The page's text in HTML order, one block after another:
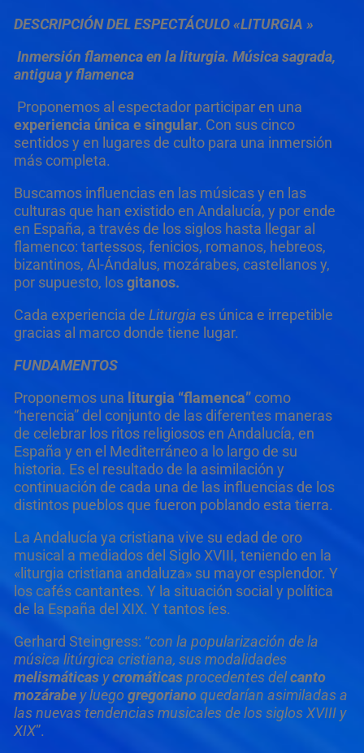
DESCRIPCIÓN DEL ESPECTÁCULO «LITURGIA »
Inmersión flamenca en la liturgia. Música sagrada,
antigua y flamenca
Proponemos al espectador participar en una
experiencia única e singular. Con sus cinco
sentidos y en lugares de culto para una inmersión
más completa.
Buscamos influencias en las músicas y en las
culturas que han existido en Andalucía, y por ende
en España, a través de los siglos hasta llegar al
flamenco: tartessos, fenicios, romanos, hebreos,
bizantinos, Al-Ándalus, mozárabes, castellanos y,
por supuesto, losgitanos.
Cada experiencia de Liturgia es única e irrepetible
gracias al marco donde tiene lugar.
FUNDAMENTOS
Proponemos una liturgia “flamenca” como
“herencia” del conjunto de las diferentes maneras
de celebrar los ritos religiosos en Andalucía, en
España y en el Mediterráneo a lo largo de su
historia. Es el resultado de la asimilación y
continuación de cada una de las influencias de los
distintos pueblos que fueron poblando esta tierra.
La Andalucía ya cristiana vive su edad de oro
musical a mediados del Siglo XVIII, teniendo en la
«liturgia cristiana andaluza» su mayor esplendor. Y
los cafés cantantes. Y la situación social y política
de la España del XIX. Y tantos íes.
Gerhard Steingress: “con la popularización de la
música litúrgica cristiana, sus modalidades
melismáticas ycromáticasprocedentes delcanto
mozárabe y luego gregorianoquedarían asimiladas a
las nuevas tendencias musicales de los siglos XVIII y
XIX”.